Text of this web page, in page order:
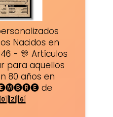
Nacidos en
- 🎊 Artículos
para aquellos
80 años en
de